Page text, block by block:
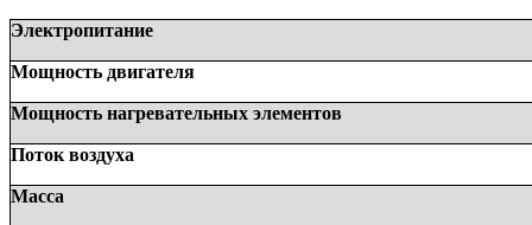
Электропитание
Мощность двигателя
Мощность нагревательных элементов
Поток воздуха
Масса